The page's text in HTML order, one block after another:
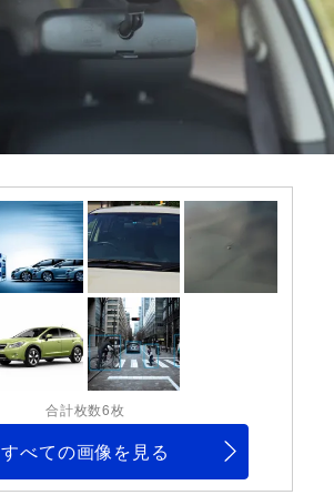
合計枚数6枚
すべての画像を見る